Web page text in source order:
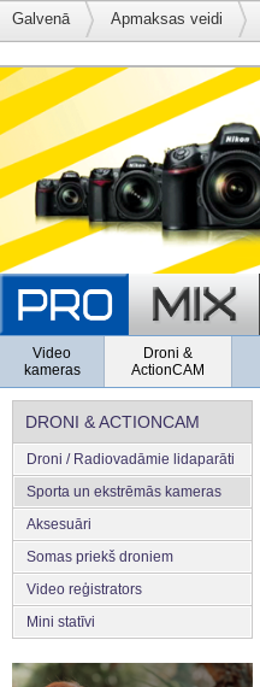
Galvenā Apmaksas veidi
Video
kameras
Droni &
ActionCAM
DRONI & ACTIONCAM
Droni / Radiovadāmie lidaparāti
Sporta un ekstrēmās kameras
Aksesuāri
Somas priekš droniem
Video reģistrators
Mini statīvi